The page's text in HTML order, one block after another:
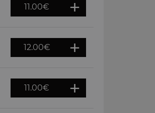
11.00€
12.00€
11.00€